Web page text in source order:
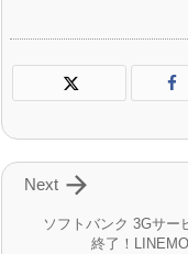
ソフトバンク 3Gサー
終了！

Next